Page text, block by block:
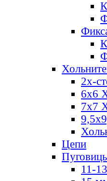
2х-
6х6
7х7
Цепи
11-